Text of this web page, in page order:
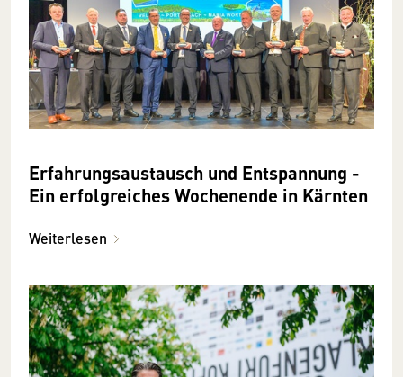
Erfahrungsaustausch und Entspannung -
Ein erfolgreiches Wochenende in Kärnten
Weiterlesen